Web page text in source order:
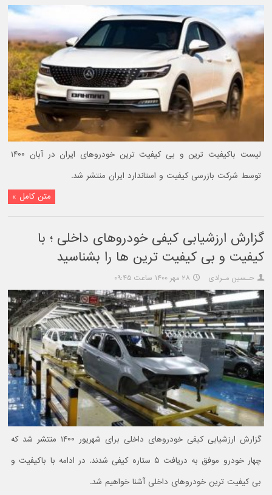
لیست باکیفیت ترین و بی کیفیت ترین خودروهای ایران در آبان ۱۴۰۰
توسط شرکت بازرسی کیفیت و استاندارد ایران منتشر شد.
متن کامل »
گزارش ارزشیابی کیفی خودروهای داخلی ؛ با
کیفیت و بی کیفیت ترین ها را بشناسید
حـسین مـرادی ۲۸ مهر ۱۴۰۰ ساعت ۰۹:۴۵
گزارش ارزشیابی کیفی خودروهای داخلی برای شهریور ۱۴۰۰ منتشر شد که
چهار خودرو موفق به دریافت ۵ ستاره کیفی شدند. در ادامه با باکیفیت و
بی کیفیت ترین خودروهای داخلی آشنا خواهیم شد.